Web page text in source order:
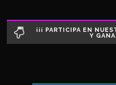
¡¡¡ PARTICIPA EN
Y